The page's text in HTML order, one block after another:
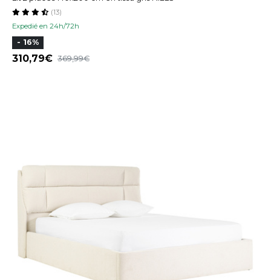
Expedié en 24h/72h
(13)
- 16%
310,79 369,99